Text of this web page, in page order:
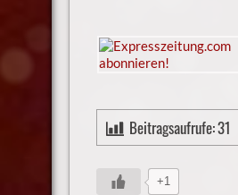
Beitragsaufrufe:31
+1